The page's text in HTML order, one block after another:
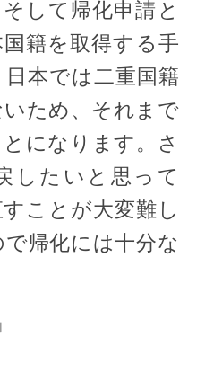
して帰化申請と
籍を取得する手
本では二重国籍
ため、それまで
になります。さ
したいと思って
ことが大変難し
帰化には十分な
」